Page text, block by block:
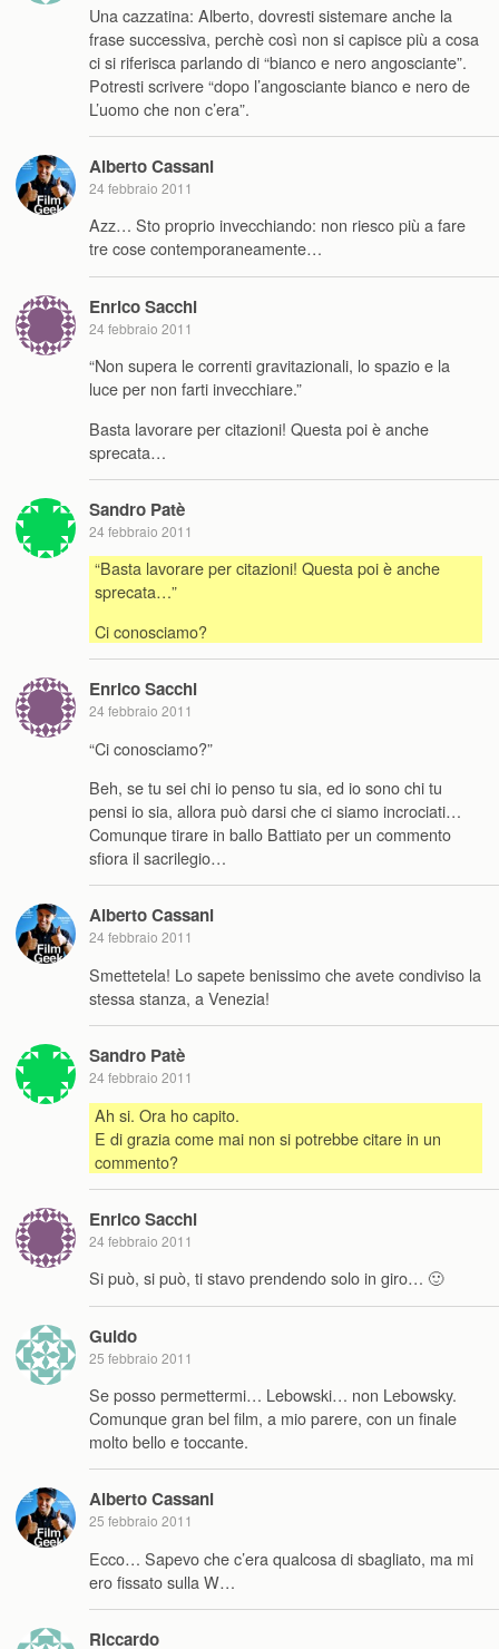
Una cazzatina: Alberto, dovresti sistemare anche la
frase successiva, perchè così non si capisce più a cosa
ci si riferisca parlando di “bianco e nero angosciante”.
Potresti scrivere “dopo l’angosciante bianco e nero de
L’uomo che non c’era”.
Alberto Cassani
24 febbraio 2011
Azz… Sto proprio invecchiando: non riesco più a fare
tre cose contemporaneamente…
Enrico Sacchi
24 febbraio 2011
“Non supera le correnti gravitazionali, lo spazio e la
luce per non farti invecchiare.”
Basta lavorare per citazioni! Questa poi è anche
sprecata…
Sandro Patè
24 febbraio 2011
“Basta lavorare per citazioni! Questa poi è anche
sprecata…”
Ci conosciamo?
Enrico Sacchi
24 febbraio 2011
“Ci conosciamo?”
Beh, se tu sei chi io penso tu sia, ed io sono chi tu
pensi io sia, allora può darsi che ci siamo incrociati…
Comunque tirare in ballo Battiato per un commento
sfiora il sacrilegio…
Alberto Cassani
24 febbraio 2011
Smettetela! Lo sapete benissimo che avete condiviso la
stessa stanza, a Venezia!
Sandro Patè
24 febbraio 2011
Ah si. Ora ho capito.
E di grazia come mai non si potrebbe citare in un
commento?
Enrico Sacchi
24 febbraio 2011
Si può, si può, ti stavo prendendo solo in giro… 🙂
Guido
25 febbraio 2011
Se posso permettermi… Lebowski… non Lebowsky.
Comunque gran bel film, a mio parere, con un finale
molto bello e toccante.
Alberto Cassani
25 febbraio 2011
Ecco… Sapevo che c’era qualcosa di sbagliato, ma mi
ero fissato sulla W…
Riccardo